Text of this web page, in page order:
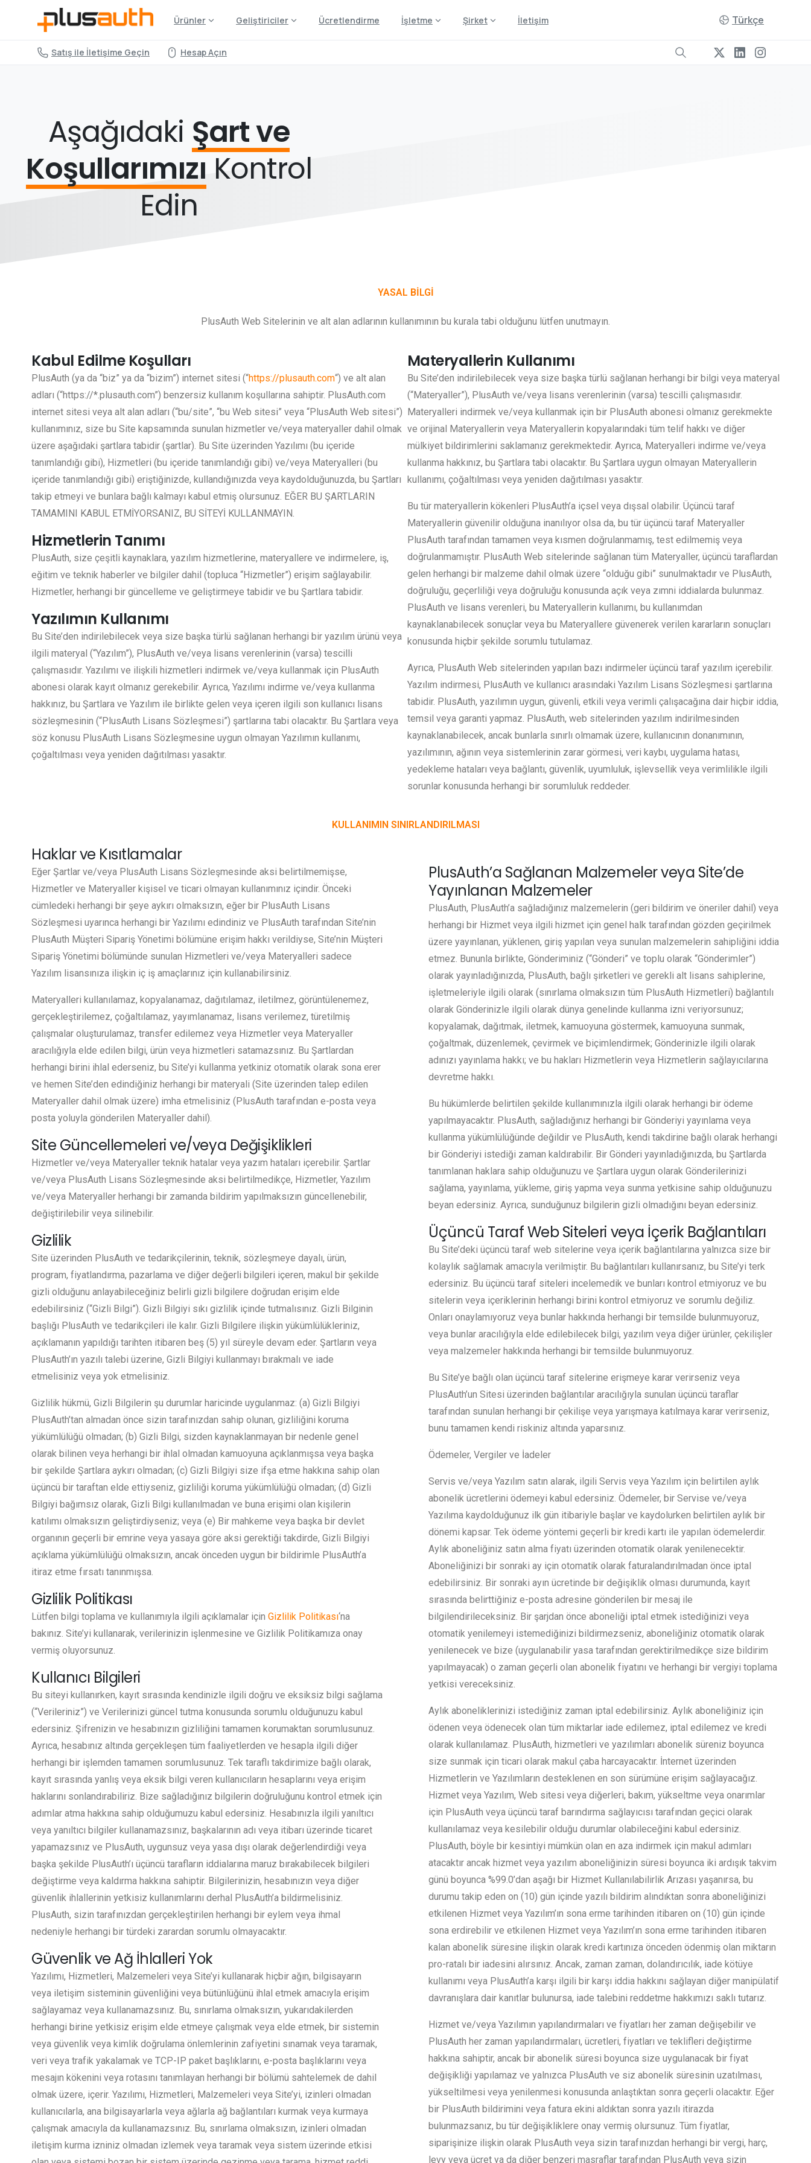
Ürünler Geliştiriciler Ücretlendirme İşletme Şirket İletişim Türkçe
Satış ile İletişime Geçin Hesap Açın
Aşağıdaki Şart ve
Koşullarımızı Kontrol
Edin
YASAL BİLGİ
PlusAuth Web Sitelerinin ve alt alan adlarının kullanımının bu kurala tabi olduğunu lütfen unutmayın.
Kabul Edilme Koşulları
PlusAuth (ya da “biz” ya da “bizim”) internet sitesi (“https://plusauth.com“) ve alt alan
adları (“https://*.plusauth.com”) benzersiz kullanım koşullarına sahiptir. PlusAuth.com
internet sitesi veya alt alan adları (“bu/site”, “bu Web sitesi” veya “PlusAuth Web sitesi”)
kullanımınız, size bu Site kapsamında sunulan hizmetler ve/veya materyaller dahil olmak
üzere aşağıdaki şartlara tabidir (şartlar). Bu Site üzerinden Yazılımı (bu içeride
tanımlandığı gibi), Hizmetleri (bu içeride tanımlandığı gibi) ve/veya Materyalleri (bu
içeride tanımlandığı gibi) eriştiğinizde, kullandığınızda veya kaydolduğunuzda, bu Şartları
takip etmeyi ve bunlara bağlı kalmayı kabul etmiş olursunuz. EĞER BU ŞARTLARIN
TAMAMINI KABUL ETMİYORSANIZ, BU SİTEYİ KULLANMAYIN.
Hizmetlerin Tanımı
PlusAuth, size çeşitli kaynaklara, yazılım hizmetlerine, materyallere ve indirmelere, iş,
eğitim ve teknik haberler ve bilgiler dahil (topluca “Hizmetler”) erişim sağlayabilir.
Hizmetler, herhangi bir güncelleme ve geliştirmeye tabidir ve bu Şartlara tabidir.
Yazılımın Kullanımı
Bu Site’den indirilebilecek veya size başka türlü sağlanan herhangi bir yazılım ürünü veya
ilgili materyal (“Yazılım”), PlusAuth ve/veya lisans verenlerinin (varsa) tescilli
çalışmasıdır. Yazılımı ve ilişkili hizmetleri indirmek ve/veya kullanmak için PlusAuth
abonesi olarak kayıt olmanız gerekebilir. Ayrıca, Yazılımı indirme ve/veya kullanma
hakkınız, bu Şartlara ve Yazılım ile birlikte gelen veya içeren ilgili son kullanıcı lisans
sözleşmesinin (“PlusAuth Lisans Sözleşmesi”) şartlarına tabi olacaktır. Bu Şartlara veya
söz konusu PlusAuth Lisans Sözleşmesine uygun olmayan Yazılımın kullanımı,
çoğaltılması veya yeniden dağıtılması yasaktır.
Materyallerin Kullanımı
Bu Site’den indirilebilecek veya size başka türlü sağlanan herhangi bir bilgi veya materyal
(“Materyaller”), PlusAuth ve/veya lisans verenlerinin (varsa) tescilli çalışmasıdır.
Materyalleri indirmek ve/veya kullanmak için bir PlusAuth abonesi olmanız gerekmekte
ve orijinal Materyallerin veya Materyallerin kopyalarındaki tüm telif hakkı ve diğer
mülkiyet bildirimlerini saklamanız gerekmektedir. Ayrıca, Materyalleri indirme ve/veya
kullanma hakkınız, bu Şartlara tabi olacaktır. Bu Şartlara uygun olmayan Materyallerin
kullanımı, çoğaltılması veya yeniden dağıtılması yasaktır.
Bu tür materyallerin kökenleri PlusAuth’a içsel veya dışsal olabilir. Üçüncü taraf
Materyallerin güvenilir olduğuna inanılıyor olsa da, bu tür üçüncü taraf Materyaller
PlusAuth tarafından tamamen veya kısmen doğrulanmamış, test edilmemiş veya
doğrulanmamıştır. PlusAuth Web sitelerinde sağlanan tüm Materyaller, üçüncü taraflardan
gelen herhangi bir malzeme dahil olmak üzere “olduğu gibi” sunulmaktadır ve PlusAuth,
doğruluğu, geçerliliği veya doğruluğu konusunda açık veya zımni iddialarda bulunmaz.
PlusAuth ve lisans verenleri, bu Materyallerin kullanımı, bu kullanımdan
kaynaklanabilecek sonuçlar veya bu Materyallere güvenerek verilen kararların sonuçları
konusunda hiçbir şekilde sorumlu tutulamaz.
Ayrıca, PlusAuth Web sitelerinden yapılan bazı indirmeler üçüncü taraf yazılım içerebilir.
Yazılım indirmesi, PlusAuth ve kullanıcı arasındaki Yazılım Lisans Sözleşmesi şartlarına
tabidir. PlusAuth, yazılımın uygun, güvenli, etkili veya verimli çalışacağına dair hiçbir iddia,
temsil veya garanti yapmaz. PlusAuth, web sitelerinden yazılım indirilmesinden
kaynaklanabilecek, ancak bunlarla sınırlı olmamak üzere, kullanıcının donanımının,
yazılımının, ağının veya sistemlerinin zarar görmesi, veri kaybı, uygulama hatası,
yedekleme hataları veya bağlantı, güvenlik, uyumluluk, işlevsellik veya verimlilikle ilgili
sorunlar konusunda herhangi bir sorumluluk reddeder.
KULLANIMIN SINIRLANDIRILMASI
Haklar ve Kısıtlamalar
Eğer Şartlar ve/veya PlusAuth Lisans Sözleşmesinde aksi belirtilmemişse,
Hizmetler ve Materyaller kişisel ve ticari olmayan kullanımınız içindir. Önceki
cümledeki herhangi bir şeye aykırı olmaksızın, eğer bir PlusAuth Lisans
Sözleşmesi uyarınca herhangi bir Yazılımı edindiniz ve PlusAuth tarafından Site’nin
PlusAuth Müşteri Sipariş Yönetimi bölümüne erişim hakkı verildiyse, Site’nin Müşteri
Sipariş Yönetimi bölümünde sunulan Hizmetleri ve/veya Materyalleri sadece
Yazılım lisansınıza ilişkin iç iş amaçlarınız için kullanabilirsiniz.
Materyalleri kullanılamaz, kopyalanamaz, dağıtılamaz, iletilmez, görüntülenemez,
gerçekleştirilemez, çoğaltılamaz, yayımlanamaz, lisans verilemez, türetilmiş
çalışmalar oluşturulamaz, transfer edilemez veya Hizmetler veya Materyaller
aracılığıyla elde edilen bilgi, ürün veya hizmetleri satamazsınız. Bu Şartlardan
herhangi birini ihlal ederseniz, bu Site’yi kullanma yetkiniz otomatik olarak sona erer
ve hemen Site’den edindiğiniz herhangi bir materyali (Site üzerinden talep edilen
Materyaller dahil olmak üzere) imha etmelisiniz (PlusAuth tarafından e-posta veya
posta yoluyla gönderilen Materyaller dahil).
Site Güncellemeleri ve/veya Değişiklikleri
Hizmetler ve/veya Materyaller teknik hatalar veya yazım hataları içerebilir. Şartlar
ve/veya PlusAuth Lisans Sözleşmesinde aksi belirtilmedikçe, Hizmetler, Yazılım
ve/veya Materyaller herhangi bir zamanda bildirim yapılmaksızın güncellenebilir,
değiştirilebilir veya silinebilir.
Gizlilik
Site üzerinden PlusAuth ve tedarikçilerinin, teknik, sözleşmeye dayalı, ürün,
program, fiyatlandırma, pazarlama ve diğer değerli bilgileri içeren, makul bir şekilde
gizli olduğunu anlayabileceğiniz belirli gizli bilgilere doğrudan erişim elde
edebilirsiniz (“Gizli Bilgi”). Gizli Bilgiyi sıkı gizlilik içinde tutmalısınız. Gizli Bilginin
başlığı PlusAuth ve tedarikçileri ile kalır. Gizli Bilgilere ilişkin yükümlülükleriniz,
açıklamanın yapıldığı tarihten itibaren beş (5) yıl süreyle devam eder. Şartların veya
PlusAuth’ın yazılı talebi üzerine, Gizli Bilgiyi kullanmayı bırakmalı ve iade
etmelisiniz veya yok etmelisiniz.
Gizlilik hükmü, Gizli Bilgilerin şu durumlar haricinde uygulanmaz: (a) Gizli Bilgiyi
PlusAuth’tan almadan önce sizin tarafınızdan sahip olunan, gizliliğini koruma
yükümlülüğü olmadan; (b) Gizli Bilgi, sizden kaynaklanmayan bir nedenle genel
olarak bilinen veya herhangi bir ihlal olmadan kamuoyuna açıklanmışsa veya başka
bir şekilde Şartlara aykırı olmadan; (c) Gizli Bilgiyi size ifşa etme hakkına sahip olan
üçüncü bir taraftan elde ettiyseniz, gizliliği koruma yükümlülüğü olmadan; (d) Gizli
Bilgiyi bağımsız olarak, Gizli Bilgi kullanılmadan ve buna erişimi olan kişilerin
katılımı olmaksızın geliştirdiyseniz; veya (e) Bir mahkeme veya başka bir devlet
organının geçerli bir emrine veya yasaya göre aksi gerektiği takdirde, Gizli Bilgiyi
açıklama yükümlülüğü olmaksızın, ancak önceden uygun bir bildirimle PlusAuth’a
itiraz etme fırsatı tanınmışsa.
Gizlilik Politikası
Lütfen bilgi toplama ve kullanımıyla ilgili açıklamalar için Gizlilik Politikası‘na
bakınız. Site’yi kullanarak, verilerinizin işlenmesine ve Gizlilik Politikamıza onay
vermiş oluyorsunuz.
Kullanıcı Bilgileri
Bu siteyi kullanırken, kayıt sırasında kendinizle ilgili doğru ve eksiksiz bilgi sağlama
(“Verileriniz”) ve Verilerinizi güncel tutma konusunda sorumlu olduğunuzu kabul
edersiniz. Şifrenizin ve hesabınızın gizliliğini tamamen korumaktan sorumlusunuz.
Ayrıca, hesabınız altında gerçekleşen tüm faaliyetlerden ve hesapla ilgili diğer
herhangi bir işlemden tamamen sorumlusunuz. Tek taraflı takdirimize bağlı olarak,
kayıt sırasında yanlış veya eksik bilgi veren kullanıcıların hesaplarını veya erişim
haklarını sonlandırabiliriz. Bize sağladığınız bilgilerin doğruluğunu kontrol etmek için
adımlar atma hakkına sahip olduğumuzu kabul edersiniz. Hesabınızla ilgili yanıltıcı
veya yanıltıcı bilgiler kullanamazsınız, başkalarının adı veya itibarı üzerinde ticaret
yapamazsınız ve PlusAuth, uygunsuz veya yasa dışı olarak değerlendirdiği veya
başka şekilde PlusAuth’ı üçüncü tarafların iddialarına maruz bırakabilecek bilgileri
değiştirme veya kaldırma hakkına sahiptir. Bilgilerinizin, hesabınızın veya diğer
güvenlik ihlallerinin yetkisiz kullanımlarını derhal PlusAuth’a bildirmelisiniz.
PlusAuth, sizin tarafınızdan gerçekleştirilen herhangi bir eylem veya ihmal
nedeniyle herhangi bir türdeki zarardan sorumlu olmayacaktır.
Güvenlik ve Ağ İhlalleri Yok
Yazılımı, Hizmetleri, Malzemeleri veya Site’yi kullanarak hiçbir ağın, bilgisayarın
veya iletişim sisteminin güvenliğini veya bütünlüğünü ihlal etmek amacıyla erişim
sağlayamaz veya kullanamazsınız. Bu, sınırlama olmaksızın, yukarıdakilerden
herhangi birine yetkisiz erişim elde etmeye çalışmak veya elde etmek, bir sistemin
veya güvenlik veya kimlik doğrulama önlemlerinin zafiyetini sınamak veya taramak,
veri veya trafik yakalamak ve TCP-IP paket başlıklarını, e-posta başlıklarını veya
mesajın kökenini veya rotasını tanımlayan herhangi bir bölümü sahtelemek de dahil
olmak üzere, içerir. Yazılımı, Hizmetleri, Malzemeleri veya Site’yi, izinleri olmadan
kullanıcılarla, ana bilgisayarlarla veya ağlarla ağ bağlantıları kurmak veya kurmaya
çalışmak amacıyla da kullanamazsınız. Bu, sınırlama olmaksızın, izinleri olmadan
iletişim kurma izniniz olmadan izlemek veya taramak veya sistem üzerinde etkisi
PlusAuth’a Sağlanan Malzemeler veya Site’de
Yayınlanan Malzemeler
PlusAuth, PlusAuth’a sağladığınız malzemelerin (geri bildirim ve öneriler dahil) veya
herhangi bir Hizmet veya ilgili hizmet için genel halk tarafından gözden geçirilmek
üzere yayınlanan, yüklenen, giriş yapılan veya sunulan malzemelerin sahipliğini iddia
etmez. Bununla birlikte, Gönderiminiz (“Gönderi” ve toplu olarak “Gönderimler”)
olarak yayınladığınızda, PlusAuth, bağlı şirketleri ve gerekli alt lisans sahiplerine,
işletmeleriyle ilgili olarak (sınırlama olmaksızın tüm PlusAuth Hizmetleri) bağlantılı
olarak Gönderinizle ilgili olarak dünya genelinde kullanma izni veriyorsunuz;
kopyalamak, dağıtmak, iletmek, kamuoyuna göstermek, kamuoyuna sunmak,
çoğaltmak, düzenlemek, çevirmek ve biçimlendirmek; Gönderinizle ilgili olarak
adınızı yayınlama hakkı; ve bu hakları Hizmetlerin veya Hizmetlerin sağlayıcılarına
devretme hakkı.
Bu hükümlerde belirtilen şekilde kullanımınızla ilgili olarak herhangi bir ödeme
yapılmayacaktır. PlusAuth, sağladığınız herhangi bir Gönderiyi yayınlama veya
kullanma yükümlülüğünde değildir ve PlusAuth, kendi takdirine bağlı olarak herhangi
bir Gönderiyi istediği zaman kaldırabilir. Bir Gönderi yayınladığınızda, bu Şartlarda
tanımlanan haklara sahip olduğunuzu ve Şartlara uygun olarak Gönderilerinizi
sağlama, yayınlama, yükleme, giriş yapma veya sunma yetkisine sahip olduğunuzu
beyan edersiniz. Ayrıca, sunduğunuz bilgilerin gizli olmadığını beyan edersiniz.
Üçüncü Taraf Web Siteleri veya İçerik Bağlantıları
Bu Site’deki üçüncü taraf web sitelerine veya içerik bağlantılarına yalnızca size bir
kolaylık sağlamak amacıyla verilmiştir. Bu bağlantıları kullanırsanız, bu Site’yi terk
edersiniz. Bu üçüncü taraf siteleri incelemedik ve bunları kontrol etmiyoruz ve bu
sitelerin veya içeriklerinin herhangi birini kontrol etmiyoruz ve sorumlu değiliz.
Onları onaylamıyoruz veya bunlar hakkında herhangi bir temsilde bulunmuyoruz,
veya bunlar aracılığıyla elde edilebilecek bilgi, yazılım veya diğer ürünler, çekilişler
veya malzemeler hakkında herhangi bir temsilde bulunmuyoruz.
Bu Site’ye bağlı olan üçüncü taraf sitelerine erişmeye karar verirseniz veya
PlusAuth’un Sitesi üzerinden bağlantılar aracılığıyla sunulan üçüncü taraflar
tarafından sunulan herhangi bir çekilişe veya yarışmaya katılmaya karar verirseniz,
bunu tamamen kendi riskiniz altında yaparsınız.
Ödemeler, Vergiler ve İadeler
Servis ve/veya Yazılım satın alarak, ilgili Servis veya Yazılım için belirtilen aylık
abonelik ücretlerini ödemeyi kabul edersiniz. Ödemeler, bir Servise ve/veya
Yazılıma kaydolduğunuz ilk gün itibariyle başlar ve kaydolurken belirtilen aylık bir
dönemi kapsar. Tek ödeme yöntemi geçerli bir kredi kartı ile yapılan ödemelerdir.
Aylık aboneliğiniz satın alma fiyatı üzerinden otomatik olarak yenilenecektir.
Aboneliğinizi bir sonraki ay için otomatik olarak faturalandırılmadan önce iptal
edebilirsiniz. Bir sonraki ayın ücretinde bir değişiklik olması durumunda, kayıt
sırasında belirttiğiniz e-posta adresine gönderilen bir mesaj ile
bilgilendirileceksiniz. Bir şarjdan önce aboneliği iptal etmek istediğinizi veya
otomatik yenilemeyi istemediğinizi bildirmezseniz, aboneliğiniz otomatik olarak
yenilenecek ve bize (uygulanabilir yasa tarafından gerektirilmedikçe size bildirim
yapılmayacak) o zaman geçerli olan abonelik fiyatını ve herhangi bir vergiyi toplama
yetkisi vereceksiniz.
Aylık aboneliklerinizi istediğiniz zaman iptal edebilirsiniz. Aylık aboneliğiniz için
ödenen veya ödenecek olan tüm miktarlar iade edilemez, iptal edilemez ve kredi
olarak kullanılamaz. PlusAuth, hizmetleri ve yazılımları abonelik süreniz boyunca
size sunmak için ticari olarak makul çaba harcayacaktır. İnternet üzerinden
Hizmetlerin ve Yazılımların desteklenen en son sürümüne erişim sağlayacağız.
Hizmet veya Yazılım, Web sitesi veya diğerleri, bakım, yükseltme veya onarımlar
için PlusAuth veya üçüncü taraf barındırma sağlayıcısı tarafından geçici olarak
kullanılamaz veya kesilebilir olduğu durumlar olabileceğini kabul edersiniz.
PlusAuth, böyle bir kesintiyi mümkün olan en aza indirmek için makul adımları
atacaktır ancak hizmet veya yazılım aboneliğinizin süresi boyunca iki ardışık takvim
günü boyunca %99.0’dan aşağı bir Hizmet Kullanılabilirlik Arızası yaşanırsa, bu
durumu takip eden on (10) gün içinde yazılı bildirim alındıktan sonra aboneliğinizi
etkilenen Hizmet veya Yazılım’ın sona erme tarihinden itibaren on (10) gün içinde
sona erdirebilir ve etkilenen Hizmet veya Yazılım’ın sona erme tarihinden itibaren
kalan abonelik süresine ilişkin olarak kredi kartınıza önceden ödenmiş olan miktarın
pro-ratalı bir iadesini alırsınız. Ancak, zaman zaman, dolandırıcılık, iade kötüye
kullanımı veya PlusAuth’a karşı ilgili bir karşı iddia hakkını sağlayan diğer manipülatif
davranışlara dair kanıtlar bulunursa, iade talebini reddetme hakkımızı saklı tutarız.
Hizmet ve/veya Yazılımın yapılandırmaları ve fiyatları her zaman değişebilir ve
PlusAuth her zaman yapılandırmaları, ücretleri, fiyatları ve teklifleri değiştirme
hakkına sahiptir, ancak bir abonelik süresi boyunca size uygulanacak bir fiyat
değişikliği yapılamaz ve yalnızca PlusAuth ve siz abonelik süresinin uzatılması,
yükseltilmesi veya yenilenmesi konusunda anlaştıktan sonra geçerli olacaktır. Eğer
bir PlusAuth bildirimini veya fatura ekini aldıktan sonra yazılı itirazda
bulunmazsanız, bu tür değişikliklere onay vermiş olursunuz. Tüm fiyatlar,
siparişinize ilişkin olarak PlusAuth veya sizin tarafınızdan herhangi bir vergi, harç,
levy veya ücret ya da diğer benzeri masraflar tarafından PlusAuth veya sizin